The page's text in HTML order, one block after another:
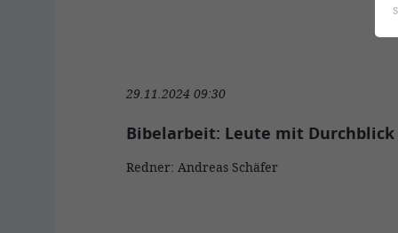
29.11.2024 09:30
Bibelarbeit: Leute mit Durchblick
Redner: Andreas Schäfer